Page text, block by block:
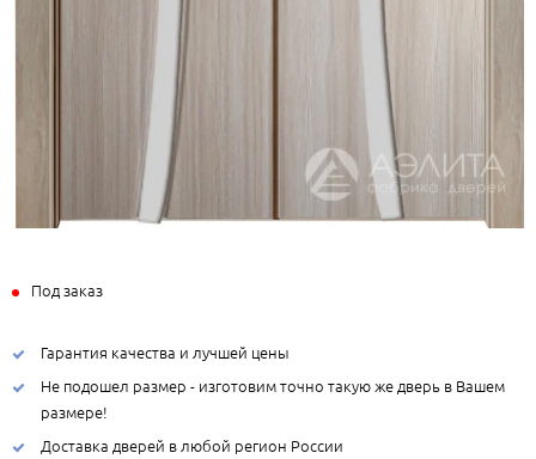
Под заказ
Гарантия качества и лучшей цены
Не подошел размер - изготовим точно такую же дверь в Вашем
размере!
Доставка дверей в любой регион России